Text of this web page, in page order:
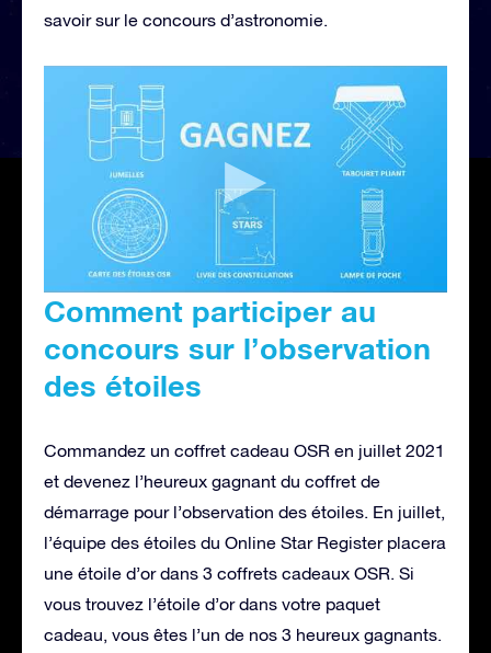
savoir sur le concours d’astronomie.
Comment participer au
concours sur l’observation
des étoiles
Commandez un coffret cadeau OSR en juillet 2021
et devenez l’heureux gagnant du coffret de
démarrage pour l’observation des étoiles. En juillet,
l’équipe des étoiles du Online Star Register placera
une étoile d’or dans 3 coffrets cadeaux OSR. Si
vous trouvez l’étoile d’or dans votre paquet
cadeau, vous êtes l’un de nos 3 heureux gagnants.